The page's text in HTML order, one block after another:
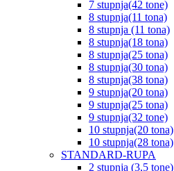
7 stupnja(42 tone)
8 stupnja(11 tona)
8 stupnja (11 tona)
8 stupnja(18 tona)
8 stupnja(25 tona)
8 stupnja(30 tona)
8 stupnja(38 tona)
9 stupnja(20 tona)
9 stupnja(25 tona)
9 stupnja(32 tone)
10 stupnja(20 tona)
10 stupnja(28 tona)
STANDARD-RUPA
2 stupnja (3,5 tone)